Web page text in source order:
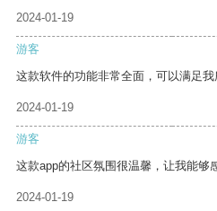
2024-01-19
游客
这款软件的功能非常全面，可以满足我
2024-01-19
游客
这款app的社区氛围很温馨，让我能够
2024-01-19